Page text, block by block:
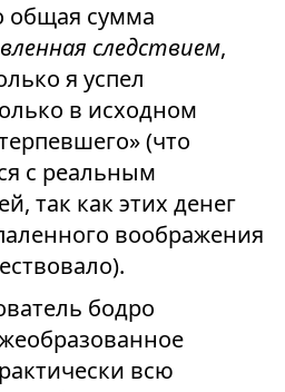
общая сумма
следствием,
я успел
в исходном
(что
с реальным
так как этих денег
воображения
бодро
всю